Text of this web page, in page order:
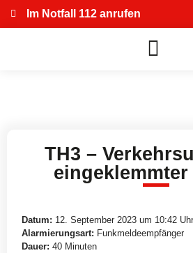
Im Notfall 112 anrufen
TH3 –
eingeklemmter
Datum: 12. September 2023 um 10:42 Uhr
Alarmierungsart: Funkmeldeempfänger
Dauer: 40 Minuten